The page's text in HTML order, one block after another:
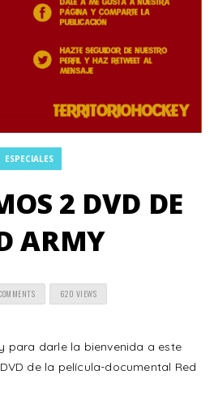
ESPECIALES
2 DVD DE
ARMY
620 VIEWS
para darle la bienvenida a este
de la película-documental Red